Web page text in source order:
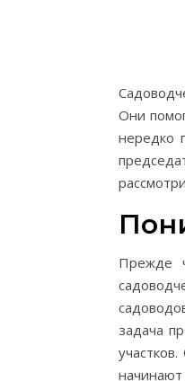
Они
нередко
Прежде
задача
начинают